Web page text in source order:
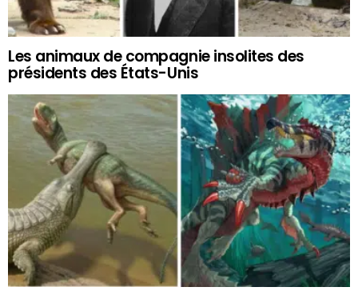
Les animaux de compagnie insolites des
présidents des États-Unis